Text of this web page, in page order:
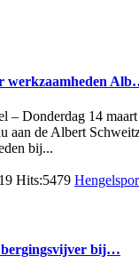
werkzaamheden
– Donderdag 14
aan de Albert
bij...
Hits:5479
bergingsvijver bij…